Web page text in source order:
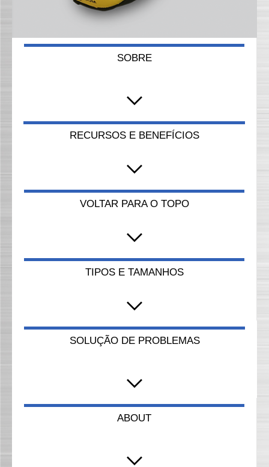
SOBRE
RECURSOS E BENEFÍCIOS
VOLTAR PARA O TOPO
TIPOS E TAMANHOS
SOLUÇÃO DE PROBLEMAS
ABOUT